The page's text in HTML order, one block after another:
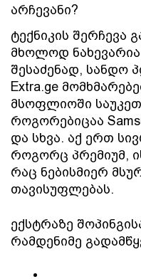
არჩევანი?
ტექნიკის შერჩევა
მხოლოდ
შესაძენად, სანდო
Extra.ge
მსოფლიოში
როგორებიცაა
და სხვა. აქ ერთ
როგორც პრემიუმ,
რაც ნებისმიერ
თავისუფლებას.
ექსტრაზე
რამდენიმე